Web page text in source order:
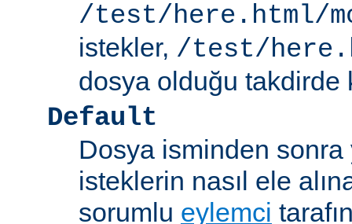
/test/here.html/
istekler, /test/
dosya olduğu takdirde
Default
Dosya isminden
isteklerin nasıl ele
sorumlu eylemci